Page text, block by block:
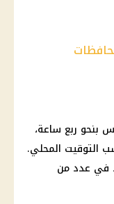
ربع ساعة،
التوقيت المحلي.
في عدد من